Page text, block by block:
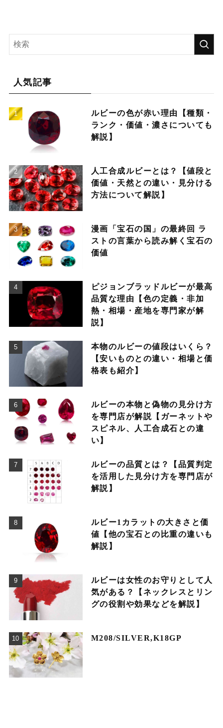
人気記事
ルビーの色が赤い理由【種類・
ランク・価値・濃さについても
解説】
人工合成ルビーとは？【値段と
価値・天然との違い・見分ける
方法について解説】
漫画「宝石の国」の最終回 ラ
ストの言葉から読み解く宝石の
価値
ピジョンブラッドルビーが最高
品質な理由【色の定義・非加
熱・相場・産地を専門家が解
説】
本物のルビーの値段はいくら？
【安いものとの違い・相場と価
格表も紹介】
ルビーの本物と偽物の見分け方
を専門店が解説【ガーネットや
スピネル、人工合成石との違
い】
ルビーの品質とは？【品質判定
を活用した見分け方を専門店が
解説】
ルビー1カラットの大きさと価
値【他の宝石との比重の違いも
解説】
ルビーは女性のお守りとして人
気がある？【ネックレスとリン
グの役割や効果などを解説】
M208/SILVER,K18GP